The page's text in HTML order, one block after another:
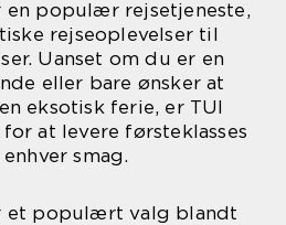
en populær rejsetjeneste,
rejseoplevelser til
Uanset om du er en
eller bare ønsker at
eksotisk ferie, er TUI
at levere førsteklasses
smag.
et populært valg blandt